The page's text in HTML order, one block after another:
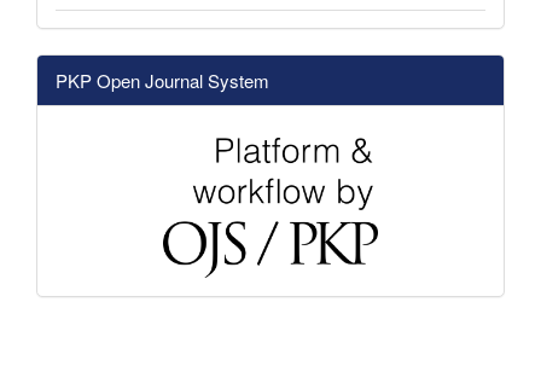
PKP Open Journal System